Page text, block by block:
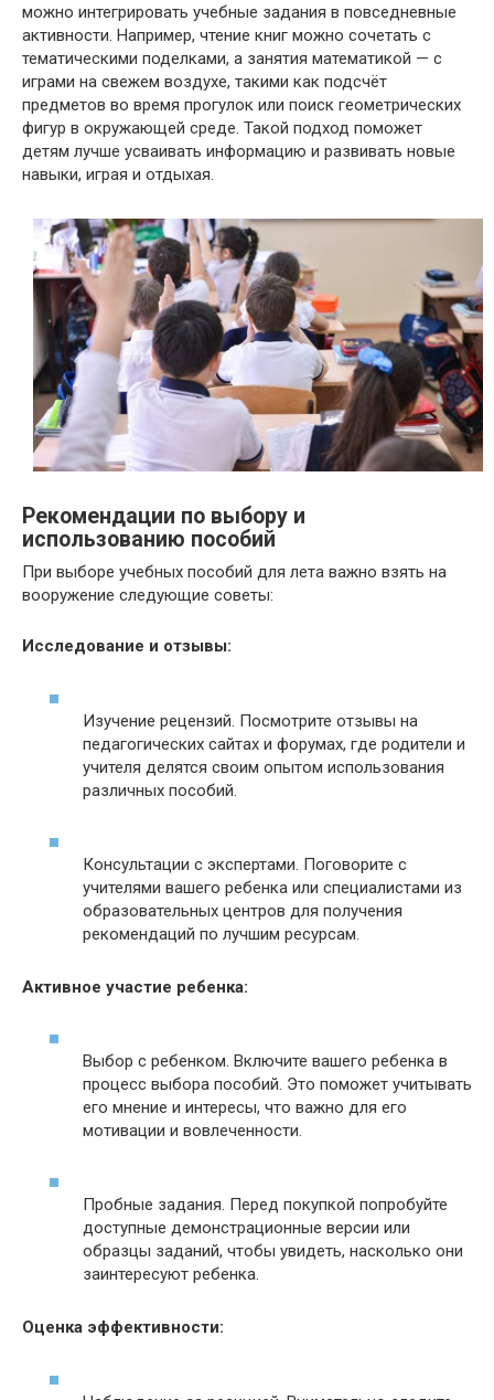
можно интегрировать учебные задания в повседневные
активности. Например, чтение книг можно сочетать с
тематическими поделками, а занятия математикой — с
играми на свежем воздухе, такими как подсчёт
предметов во время прогулок или поиск геометрических
фигур в окружающей среде. Такой подход поможет
детям лучше усваивать информацию и развивать новые
навыки, играя и отдыхая.
Рекомендации по выбору и
использованию пособий
При выборе учебных пособий для лета важно взять на
вооружение следующие советы:
Исследование и отзывы:
Изучение рецензий. Посмотрите отзывы на
педагогических сайтах и форумах, где родители и
учителя делятся своим опытом использования
различных пособий.
Консультации с экспертами. Поговорите с
учителями вашего ребенка или специалистами из
образовательных центров для получения
рекомендаций по лучшим ресурсам.
Активное участие ребенка:
Выбор с ребенком. Включите вашего ребенка в
процесс выбора пособий. Это поможет учитывать
его мнение и интересы, что важно для его
мотивации и вовлеченности.
Пробные задания. Перед покупкой попробуйте
доступные демонстрационные версии или
образцы заданий, чтобы увидеть, насколько они
заинтересуют ребенка.
Оценка эффективности: